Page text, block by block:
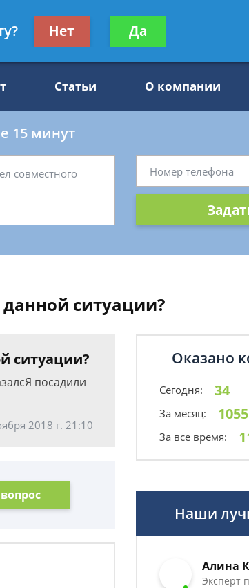
Получите консультацию
бесплатно
Статьи О компании
15 минут
ситуации?
ситуации?
посадили
2018 г. 21:10
Оказано
Сегодня: 34
За месяц: 1055
За все время:
Наши
Алина
Эксперт
Нет Да